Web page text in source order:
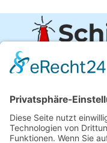
Copyright © 2026
Schierlicht
Startseite
Über Uns